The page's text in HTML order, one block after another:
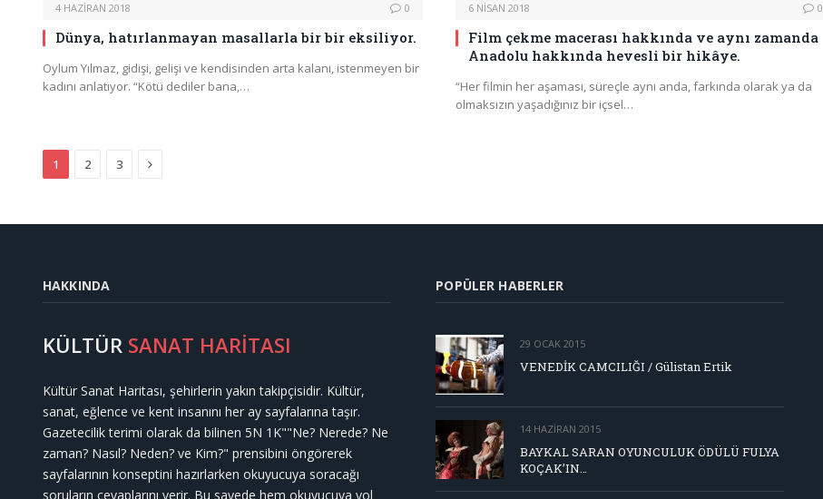
4 HAZIRAN 2018 0
Dünya, hatırlanmayan masallarla bir bir eksiliyor.
Oylum Yılmaz, gidişi, gelişi ve kendisinden arta kalanı, istenmeyen bir
kadını anlatıyor. “Kötü dediler bana,…
6 NISAN 2018 0
Film çekme macerası hakkında ve aynı zamanda
Anadolu hakkında hevesli bir hikâye.
“Her filmin her aşaması, süreçle aynı anda, farkında olarak ya da
olmaksızın yaşadığınız bir içsel…
1 2 3 Next
HAKKINDA
KÜLTÜR SANAT HARİTASI
Kültür Sanat Haritası, şehirlerin yakın takipçisidir. Kültür,
sanat, eğlence ve kent insanını her ay sayfalarına taşır.
Gazetecilik terimi olarak da bilinen 5N 1K""Ne? Nerede? Ne
zaman? Nasıl? Neden? ve Kim?" prensibini öngörerek
sayfalarının konseptini hazırlarken okuyucuya soracağı
soruların cevaplarını verir. Bu sayede hem okuyucuya yol
POPÜLER HABERLER
29 OCAK 2015
VENEDİK CAMCILIĞI / Gülistan Ertik
14 HAZIRAN 2015
BAYKAL SARAN OYUNCULUK ÖDÜLÜ FULYA
KOÇAK’IN…